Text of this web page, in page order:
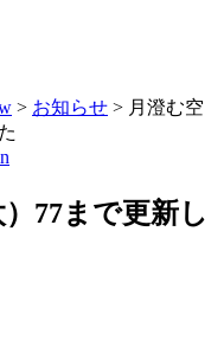
> お知らせ > 月澄む空
77まで更新し